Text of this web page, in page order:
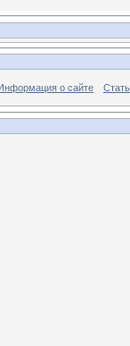
Информация о сайте